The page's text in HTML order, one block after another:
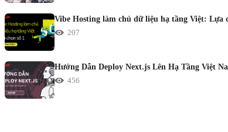
Vibe Hosting làm chủ dữ liệu hạ tầng Việt: Lựa
207
Hướng Dẫn Deploy Next.js Lên Hạ Tầng Việt
456